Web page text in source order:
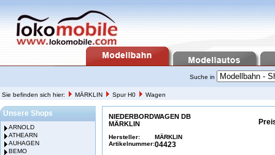
Suche in
Sie befinden sich hier: MÄRKLIN Spur H0 Wagen
Unsere Shops
ARNOLD
ATHEARN
AUHAGEN
BEMO
NIEDERBORDWAGEN DB
MÄRKLIN
Hersteller:
MÄRKLIN
Artikelnummer:04423